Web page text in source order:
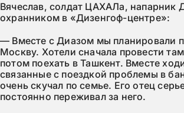
Вячеслав, солдат ЦАХАЛа, напарник
охранником в «Дизенгоф-центре»:
— Вместе с Диазом мы планировали
Москву. Хотели сначала провести
потом поехать в Ташкент. Вместе
связанные с поездкой проблемы в
очень скучал по семье. Его отец
постоянно переживал за него.